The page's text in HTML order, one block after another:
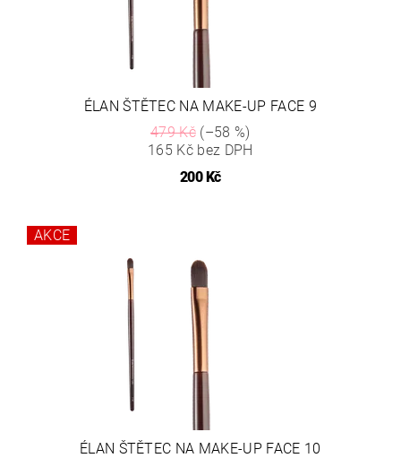
ÉLAN ŠTĚTEC NA MAKE-UP FACE 9
479 Kč(–58 %)
165 Kč bez DPH
200 Kč
AKCE
ÉLAN ŠTĚTEC NA MAKE-UP FACE 10